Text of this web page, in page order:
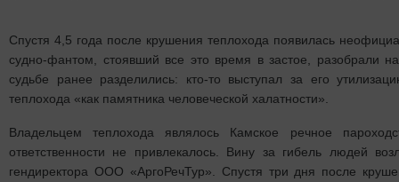
Спустя 4,5 года после крушения теплохода появилась
судно-фантом, стоявший все это время в застое, разобрали
судьбе ранее разделились: кто-то выступал за его
теплохода «как памятника человеческой халатности».
Владельцем теплохода являлось Камское речное
ответственности не привлекалось. Вину за гибель людей
гендиректора ООО «АргоРечТур». Спустя три дня после